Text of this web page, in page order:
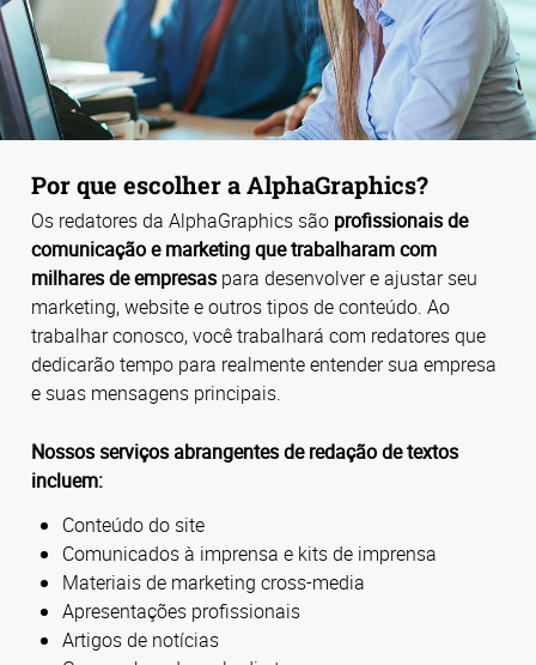
Por que escolher a AlphaGraphics?
Os redatores da AlphaGraphics são profissionais de
comunicação e marketing que trabalharam com
milhares de empresas para desenvolver e ajustar seu
marketing, website e outros tipos de conteúdo. Ao
trabalhar conosco, você trabalhará com redatores que
dedicarão tempo para realmente entender sua empresa
e suas mensagens principais.
Nossos serviços abrangentes de redação de textos
incluem:
Conteúdo do site
Comunicados à imprensa e kits de imprensa
Materiais de marketing cross-media
Apresentações profissionais
Artigos de notícias